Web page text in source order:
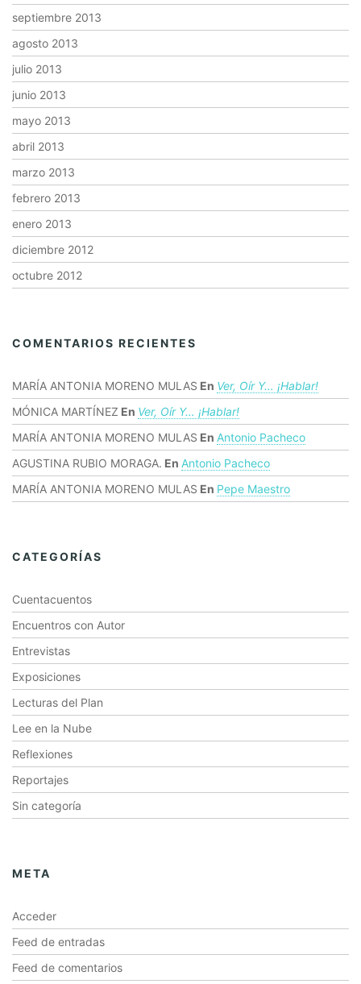
septiembre 2013
agosto 2013
julio 2013
junio 2013
mayo 2013
abril 2013
marzo 2013
febrero 2013
enero 2013
diciembre 2012
octubre 2012
COMENTARIOS RECIENTES
MARÍA ANTONIA MORENO MULAS En Ver, Oír Y… ¡hablar!
MÓNICA MARTÍNEZ En Ver, Oír Y… ¡hablar!
MARÍA ANTONIA MORENO MULAS En Antonio Pacheco
AGUSTINA RUBIO MORAGA. En Antonio Pacheco
MARÍA ANTONIA MORENO MULAS En Pepe Maestro
CATEGORÍAS
Cuentacuentos
Encuentros con Autor
Entrevistas
Exposiciones
Lecturas del Plan
Lee en la Nube
Reflexiones
Reportajes
Sin categoría
META
Acceder
Feed de entradas
Feed de comentarios